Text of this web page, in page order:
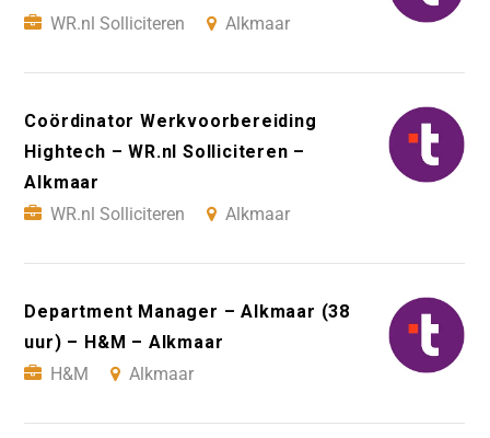
WR.nl Solliciteren
Alkmaar
Coördinator Werkvoorbereiding
Hightech – WR.nl Solliciteren –
Alkmaar
WR.nl Solliciteren
Alkmaar
Department Manager – Alkmaar (38
uur) – H&M – Alkmaar
H&M
Alkmaar